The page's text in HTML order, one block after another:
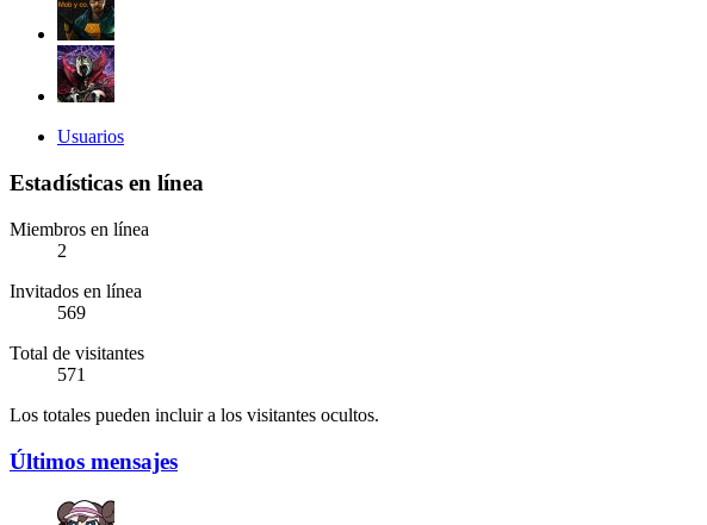
Usuarios
Estadísticas en línea
Miembros en línea
2
Invitados en línea
569
Total de visitantes
571
Los totales pueden incluir a los visitantes ocultos.
Últimos mensajes